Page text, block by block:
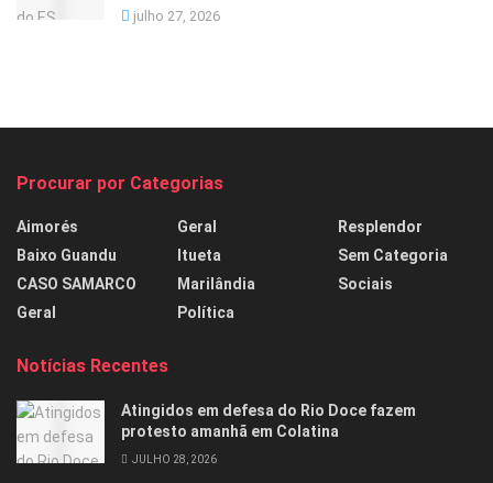
julho 27, 2026
Procurar por Categorias
Aimorés
Baixo Guandu
CASO SAMARCO
Geral
Geral
Itueta
Marilândia
Política
Resplendor
Sem Categoria
Sociais
Notícias Recentes
Atingidos em defesa do Rio Doce fazem
protesto amanhã em Colatina
JULHO 28, 2026